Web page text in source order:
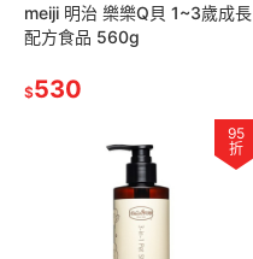
meiji 明治 樂樂Q貝 1~3歲成長
配方食品 560g
$530
95
折